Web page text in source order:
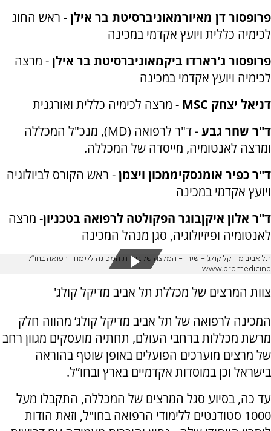
פרופסור דן מאיורמאוניברסיטת בר אילן- ראש החוג
לכימיה כללית ויועץ אקדמי במכינה
פרופסור ג'רארדו ביקמאוניברסיטת בר אילן- מרצה
לכימיה ויועץ אקדמי במכינה
דניאל יצחק MSC - מרצה לכימיה כללית ואורגנית
ד"ר שחר גבע- ד"ר לרפואה (MD), מנכ"ל המכללה
ומרצה לאנטומיה, מייסדה של המכללה.
ד"ר כפיר אומנסקיממכון ויצמן- ראש הקורס לביולוגיה
ויועץ אקדמי במכינה
ד"ר אלון איקןבוגר הפקולטה לרפואה בטכניון- מרצה
לאנטומיה ופיזיולוגיה, סגן מנהל המכינה
תל אביב מדיקל קולג' - שירן - המלצה של בוגרת המכינה ללימודי רפואה בחו"ל
www.premedicine.
צוות המרצים של מכללת תל אביב מדיקל קולג'
המכינה לרפואה של תל אביב מדיקל קולג’ מהווה חלק
מרשת מכללות ברחבי העולם, תחתיה מועסקים מגוון רחב
של מרצים מוערכים הפועלים באופן שוטף בהוראה
בישראל וכן במוסדות אקדמיים בארץ ובחו”ל.
עד כה, בסיוע סגל המרצים של המכללה, התקבלו מעל
1000 סטודנטים ללימודי הרפואה בחו"ל, וזאת הודות